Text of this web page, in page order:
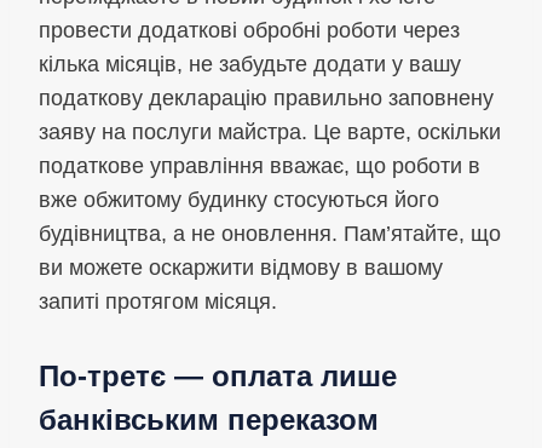
провести додаткові обробні роботи через
кілька місяців, не забудьте додати у вашу
податкову декларацію правильно заповнену
заяву на послуги майстра. Це варте, оскільки
податкове управління вважає, що роботи в
вже обжитому будинку стосуються його
будівництва, а не оновлення. Пам’ятайте, що
ви можете оскаржити відмову в вашому
запиті протягом місяця.
По-третє — оплата лише
банківським переказом